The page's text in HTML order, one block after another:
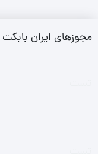
مجوزهای ایران بابکت